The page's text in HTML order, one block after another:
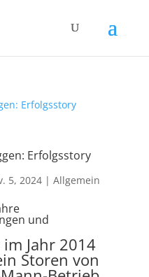
Erfolgsstory
5, 2024| Allgemein
und
Jahr 2014
Storen von